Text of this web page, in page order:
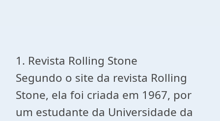
1. Revista Rolling Stone
Segundo o site da revista Rolling
Stone, ela foi criada em 1967, por
um estudante da Universidade da